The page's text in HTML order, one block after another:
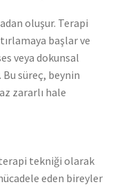
oluşur. Terapi
başlar ve
veya dokunsal
Bu süreç, beynin
zararlı hale
tekniği olarak
eden bireyler